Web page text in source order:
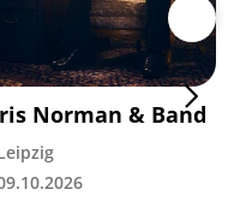
Norman & Band